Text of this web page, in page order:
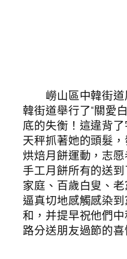
嶗山區中韓街道
韓街道舉行了“關愛
底的失衡！這違背
天秤抓著她的頭髮
烘焙月餅運動，志
手工月餅所有的送
家庭、百歲白叟、
逼真切地感觸感染
和，并提早祝他們
路分送朋友過節的喜